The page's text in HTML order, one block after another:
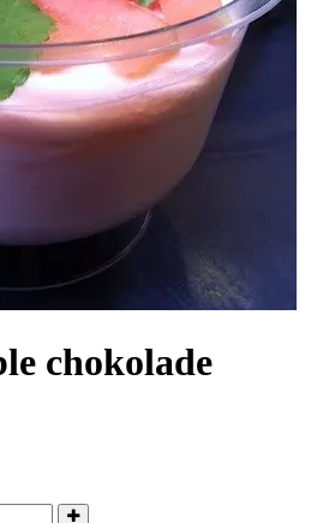
chokolade